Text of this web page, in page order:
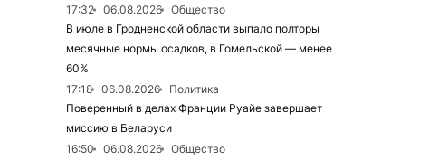
17:32
06.08.2026
Общество
В июле в Гродненской области выпало полторы
месячные нормы осадков, в Гомельской — менее
60%
17:18
06.08.2026
Политика
Поверенный в делах Франции Руайе завершает
миссию в Беларуси
16:50
06.08.2026
Общество